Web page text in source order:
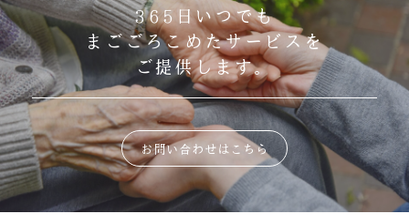
365日いつでも
まごごろこめたサービスを
ご提供します。
お問い合わせはこちら